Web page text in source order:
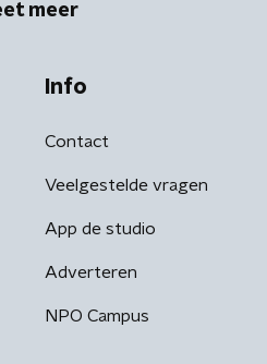
meer
Info
Contact
Veelgestelde vragen
App de studio
Adverteren
NPO Campus